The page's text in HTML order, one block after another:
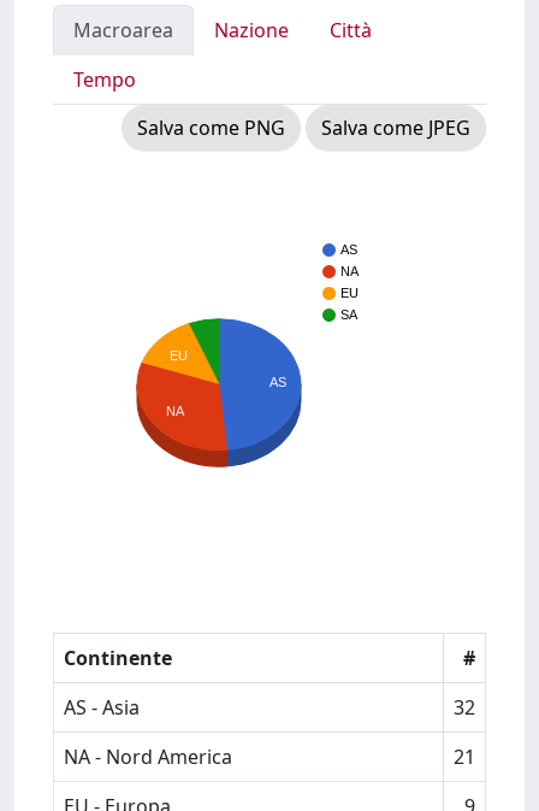
Macroarea Nazione
Città
Tempo
Salva come PNG
Salva come JPEG
AS
NA
EU
SA
AS
EU
NA
Continente
#
AS - Asia
32
NA - Nord America
21